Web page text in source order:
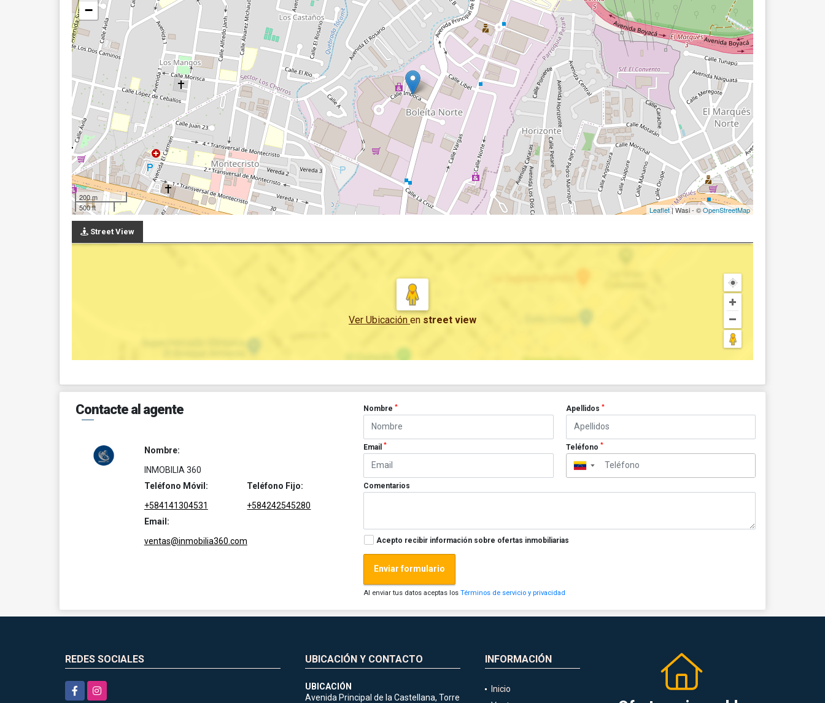
−
200 m
500 ft
Leaflet| Wasi - ©OpenStreetMap
Street View
Ver Ubicación en street view
Contacte al agente
Nombre:
INMOBILIA 360
Teléfono Móvil:
+584141304531
Teléfono Fijo:
+584242545280
Email:
ventas@inmobilia360.com
Nombre* Apellidos *
Email* Teléfono *
▼
Comentarios
Acepto recibir información sobre ofertas inmobiliarias
Enviar formulario
Al enviar tus datos aceptas losTérminos de servicio y privacidad
REDES SOCIALES
FacebookInstagram
UBICACIÓN Y CONTACTO
UBICACIÓN
Avenida Principal de la Castellana, Torre
INFORMACIÓN
Inicio